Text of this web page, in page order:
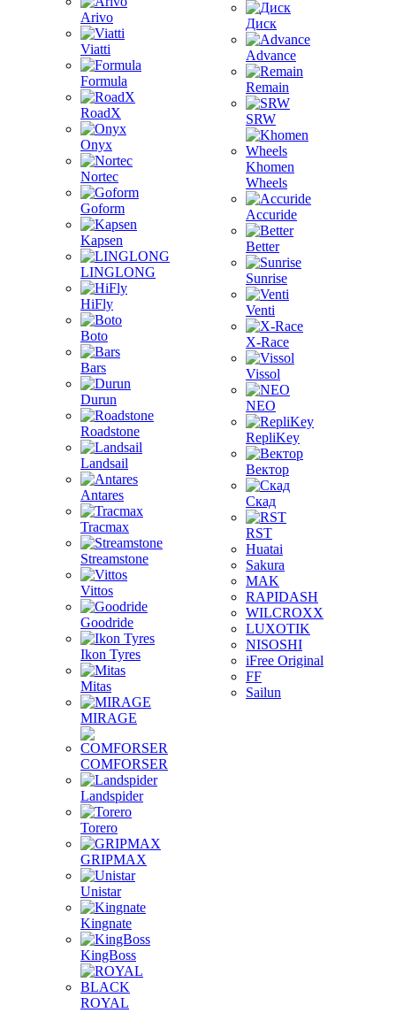
Arivo
Viatti
Formula
RoadX
Onyx
Nortec
Goform
Kapsen
LINGLONG
HiFly
Boto
Bars
Durun
Roadstone
Landsail
Antares
Tracmax
Streamstone
Vittos
Goodride
Ikon Tyres
Mitas
MIRAGE
COMFORSER
Landspider
Torero
GRIPMAX
Unistar
Kingnate
KingBoss
ROYAL
Диск
Advance
Remain
SRW
Khomen
Wheels
Accuride
Better
Sunrise
Venti
X-Race
Vissol
NEO
RepliKey
Вектор
Скад
RST
Huatai
Sakura
MAK
RAPIDASH
WILCROXX
LUXOTIK
NISOSHI
iFree Original
FF
Sailun